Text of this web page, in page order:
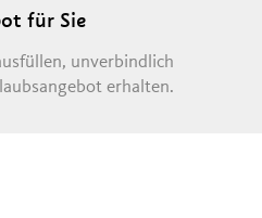
für Sie
unverbindlich
erhalten.